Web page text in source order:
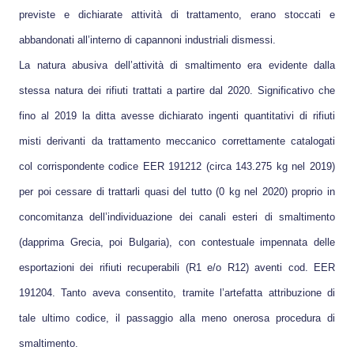
previste e dichiarate attività di trattamento, erano stoccati e
abbandonati all’interno di capannoni industriali dismessi.
La natura abusiva dell’attività di smaltimento era evidente dalla
stessa natura dei rifiuti trattati a partire dal 2020. Significativo che
fino al 2019 la ditta avesse dichiarato ingenti quantitativi di rifiuti
misti derivanti da trattamento meccanico correttamente catalogati
col corrispondente codice EER 191212 (circa 143.275 kg nel 2019)
per poi cessare di trattarli quasi del tutto (0 kg nel 2020) proprio in
concomitanza dell’individuazione dei canali esteri di smaltimento
(dapprima Grecia, poi Bulgaria), con contestuale impennata delle
esportazioni dei rifiuti recuperabili (R1 e/o R12) aventi cod. EER
191204. Tanto aveva consentito, tramite l’artefatta attribuzione di
tale ultimo codice, il passaggio alla meno onerosa procedura di
smaltimento.